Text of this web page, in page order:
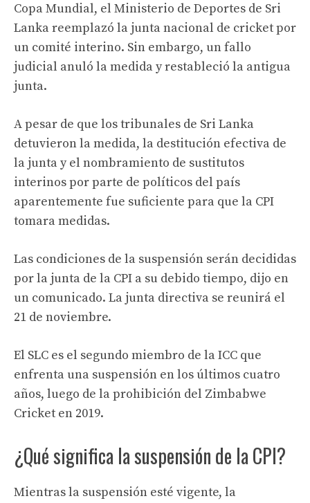
Copa Mundial, el Ministerio de Deportes de Sri
Lanka reemplazó la junta nacional de cricket por
un comité interino. Sin embargo, un fallo
judicial anuló la medida y restableció la antigua
junta.
A pesar de que los tribunales de Sri Lanka
detuvieron la medida, la destitución efectiva de
la junta y el nombramiento de sustitutos
interinos por parte de políticos del país
aparentemente fue suficiente para que la CPI
tomara medidas.
Las condiciones de la suspensión serán decididas
por la junta de la CPI a su debido tiempo, dijo en
un comunicado. La junta directiva se reunirá el
21 de noviembre.
El SLC es el segundo miembro de la ICC que
enfrenta una suspensión en los últimos cuatro
años, luego de la prohibición del Zimbabwe
Cricket en 2019.
¿Qué significa la suspensión de la CPI?
Mientras la suspensión esté vigente, la